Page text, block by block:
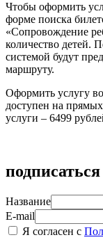
Чтобы оформить
форме поиска
«Сопровождение
количество детей.
системой будут
маршруту.
Оформить услугу
доступен на
услуги – 6499
Название
E-mail
Я согласен с